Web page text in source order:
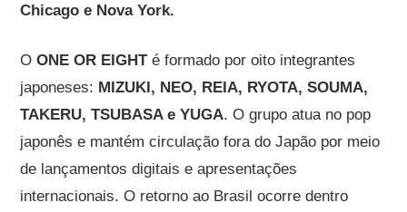
Chicago e Nova York.
OONE OR EIGHTé formado por oito integrantes
japoneses: MIZUKI, NEO, REIA, RYOTA, SOUMA,
TAKERU, TSUBASA e YUGA. O grupo atua no pop
japonês e mantém circulação fora do Japão por meio
de lançamentos digitais e apresentações
internacionais. O retorno ao Brasil ocorre dentro